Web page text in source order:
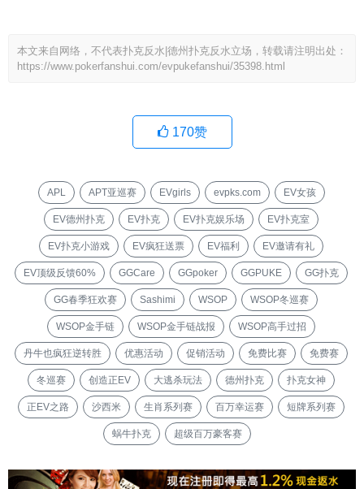
本文来自网络，不代表扑克反水|德州扑克反水立场，转载请注明出处：
https://www.pokerfanshui.com/evpukefanshui/35398.html
170赞
APL APT亚巡赛 EVgirls evpks.com EV女孩
EV德州扑克 EV扑克 EV扑克娱乐场 EV扑克室
EV扑克小游戏 EV疯狂送票 EV福利 EV邀请有礼
EV顶级反馈60% GGCare GGpoker GGPUKE GG扑克
GG春季狂欢赛 Sashimi WSOP WSOP冬巡赛
WSOP金手链 WSOP金手链战报 WSOP高手过招
丹牛也疯狂逆转胜 优惠活动 促销活动 免费比赛 免费赛
冬巡赛 创造正EV 大逃杀玩法 德州扑克 扑克女神
正EV之路 沙西米 生肖系列赛 百万幸运赛 短牌系列赛
蜗牛扑克 超级百万豪客赛